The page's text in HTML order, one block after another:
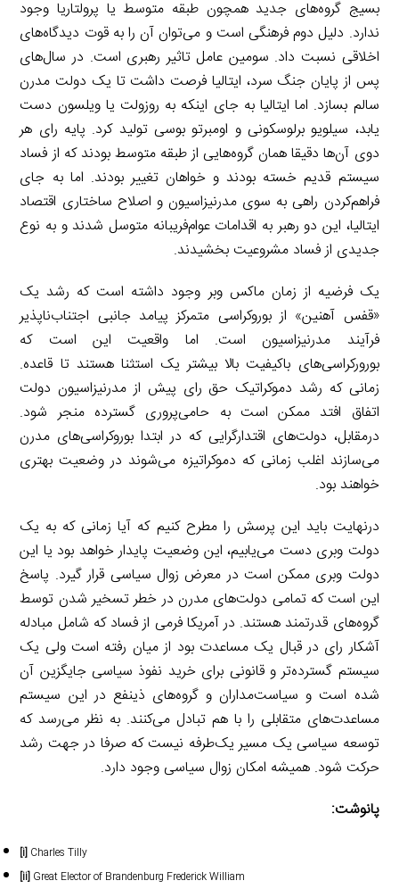
بسیج گروه‌های جدید همچون طبقه متوسط یا پرولتاریا وجود
ندارد. دلیل دوم فرهنگی است و می‌توان آن را به قوت دیدگاه‌های
اخلاقی نسبت داد. سومین عامل تاثیر رهبری است. در سال‌های
پس از پایان جنگ سرد، ایتالیا فرصت داشت تا یک دولت مدرن
سالم بسازد. اما ایتالیا به جای اینکه به روزولت یا ویلسون دست
یابد، سیلویو برلوسکونی و اومبرتو بوسی تولید کرد. پایه رای هر
دوی آن‌ها دقیقا همان گروه‌هایی از طبقه متوسط بودند که از فساد
سیستم قدیم خسته بودند و خواهان تغییر بودند. اما به جای
فراهم‌کردن راهی به سوی مدرنیزاسیون و اصلاح ساختاری اقتصاد
ایتالیا، این دو رهبر به اقدامات عوام‌فریبانه متوسل شدند و به نوع
جدیدی از فساد مشروعیت بخشیدند.
یک فرضیه از زمان ماکس وبر وجود داشته است که رشد یک
«قفس آهنین» از بوروکراسی متمرکز پیامد جانبی اجتناب‌ناپذیر
فرآیند مدرنیزاسیون است. اما واقعیت این است که
بورورکراسی‌های باکیفیت بالا بیشتر یک استثنا هستند تا قاعده.
زمانی که رشد دموکراتیک حق رای پیش از مدرنیزاسیون دولت
اتفاق افتد ممکن است به حامی‌پروری گسترده منجر شود.
درمقابل، دولت‌های اقتدارگرایی که در ابتدا بوروکراسی‌های مدرن
می‌سازند اغلب زمانی که دموکراتیزه می‌شوند در وضعیت بهتری
خواهند بود.
درنهایت باید این پرسش را مطرح کنیم که آیا زمانی که به یک
دولت وبری دست می‌یابیم، این وضعیت پایدار خواهد بود یا این
دولت وبری ممکن است در معرض زوال سیاسی قرار گیرد. پاسخ
این است که تمامی دولت‌های مدرن در خطر تسخیر شدن توسط
گروه‌های قدرتمند هستند. در آمریکا فرمی از فساد که شامل مبادله
آشکار رای در قبال یک مساعدت بود از میان رفته است ولی یک
سیستم گسترده‌تر و قانونی برای خرید نفوذ سیاسی جایگزین آن
شده است و سیاست‌مداران و گروه‌های ذینفع در این سیستم
مساعدت‌های متقابلی را با هم تبادل می‌کنند. به نظر می‌رسد که
توسعه سیاسی یک مسیر یک‌طرفه نیست که صرفا در جهت رشد
حرکت شود. همیشه امکان زوال سیاسی وجود دارد.
پانوشت:
[i] Charles Tilly
[ii] Great Elector of Brandenburg Frederick William